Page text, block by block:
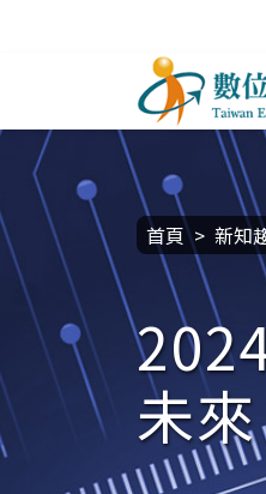
數位
首頁 新知
:::
未來